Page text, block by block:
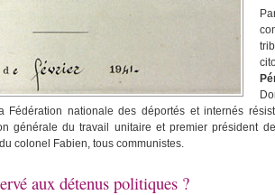
Fédération nationale des déportés et internés
générale du travail unitaire et premier président
colonel Fabien, tous communistes.
aux détenus politiques ?